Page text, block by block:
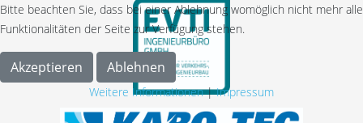
Bitte beachten Sie, dass bei einer Ablehnung womöglich nicht mehr alle
Funktionalitäten der Seite zur Verfügung stehen.
Akzeptieren Ablehnen
Weitere Informationen|Impressum